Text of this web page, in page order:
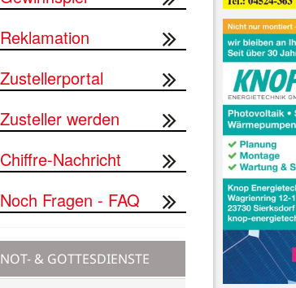
Reklamation
Zustellerportal
Zusteller werden
Chiffre-Nachricht
Noch Fragen - FAQ
NOT- & GOTTESDIENSTE